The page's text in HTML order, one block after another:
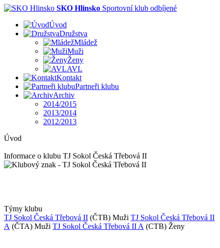
SKO Hlinsko Sportovní klub odbíjené
Úvod
Družstva
Mládež
Muži
Ženy
AVL
Kontakt
Partneři klubu
Archiv
2014/2015
2013/2014
2012/2013
Úvod
Informace o klubu TJ Sokol Česká Třebová II
Týmy klubu
TJ Sokol Česká Třebová II (ČTB) Muži TJ Sokol Česká Třebová II
A (ČTA) Muži TJ Sokol Česká Třebová II A (CTB) Ženy